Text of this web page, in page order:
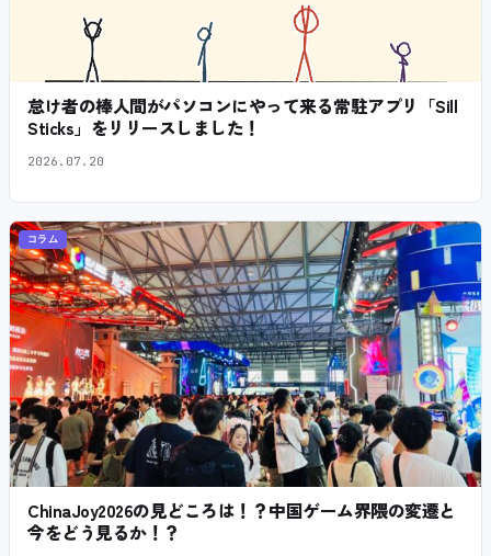
怠け者の棒人間がパソコンにやって来る常駐アプリ「Sill
Sticks」をリリースしました！
2026.07.20
コラム
ChinaJoy2026の見どころは！？中国ゲーム界隈の変遷と
今をどう見るか！？